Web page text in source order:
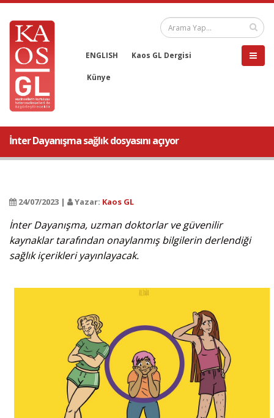
ENGLISH Kaos GL Dergisi
Künye
İnter Dayanışma sağlık dosyasını açıyor
24/07/2023 | Yazar: Kaos GL
İnter Dayanışma, uzman doktorlar ve güvenilir
kaynaklar tarafından onaylanmış bilgilerin derlendiği
sağlık içerikleri yayınlayacak.